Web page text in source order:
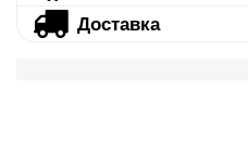
Доставка